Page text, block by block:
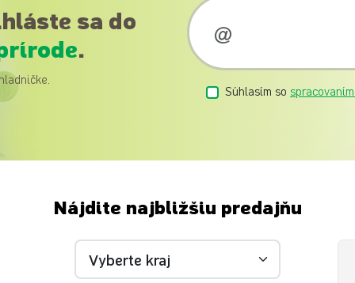
sa do
.
Súhlasím so
Nájdite najbližšiu predajňu